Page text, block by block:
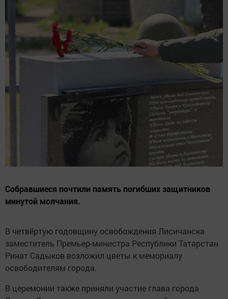
Собравшиеся почтили память погибших защитников
минутой молчания.
В четвёртую годовщину освобождения Лисичанска
заместитель Премьер-министра Республики Татарстан
Ринат Садыков возложил цветы к мемориалу
освободителям города.
В церемонии также приняли участие глава города